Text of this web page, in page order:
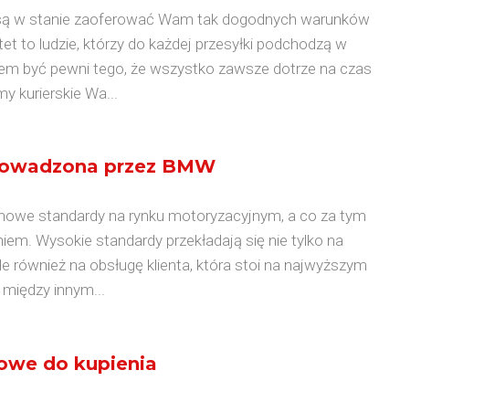
w stanie zaoferować Wam tak dogodnych warunków
to ludzie, którzy do każdej przesyłki podchodzą w
być pewni tego, że wszystko zawsze dotrze na czas
kurierskie Wa...
przez BMW
standardy na rynku motoryzacyjnym, a co za tym
Wysokie standardy przekładają się nie tylko na
również na obsługę klienta, która stoi na najwyższym
innym...
do kupienia